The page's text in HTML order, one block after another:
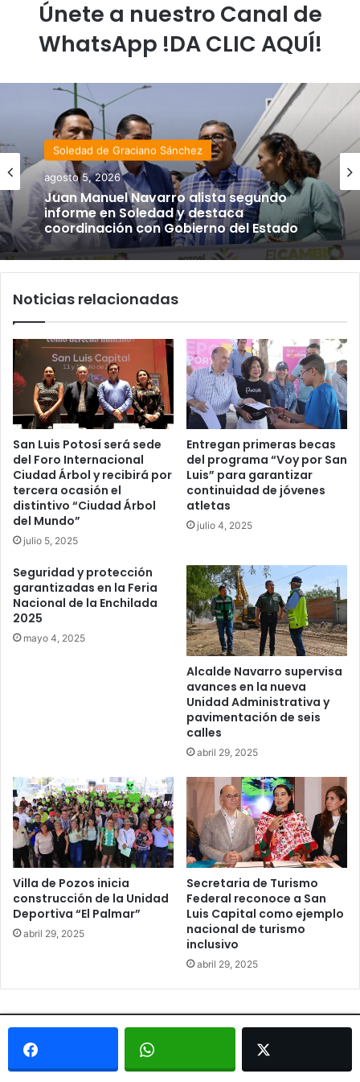
Únete a nuestro Canal de
WhatsApp !DA CLIC AQUÍ!
Soledad de Graciano Sánchez
agosto 5, 2026
Juan Manuel Navarro alista segundo
informe en Soledad y destaca
coordinación con Gobierno del Estado
Noticias relacionadas
San Luis Potosí será sede
del Foro Internacional
Ciudad Árbol y recibirá por
tercera ocasión el
distintivo “Ciudad Árbol
del Mundo”
julio 5, 2025
Entregan primeras becas
del programa “Voy por San
Luis” para garantizar
continuidad de jóvenes
atletas
julio 4, 2025
Seguridad y protección
garantizadas en la Feria
Nacional de la Enchilada
2025
mayo 4, 2025
Alcalde Navarro supervisa
avances en la nueva
Unidad Administrativa y
pavimentación de seis
calles
abril 29, 2025
Villa de Pozos inicia
construcción de la Unidad
Deportiva “El Palmar”
abril 29, 2025
Secretaria de Turismo
Federal reconoce a San
Luis Capital como ejemplo
nacional de turismo
inclusivo
abril 29, 2025
© Copyright 2026, Todos los derechos reservados - Metrópoli
San Luis 2013 |